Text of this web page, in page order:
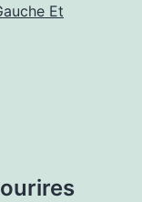
Et